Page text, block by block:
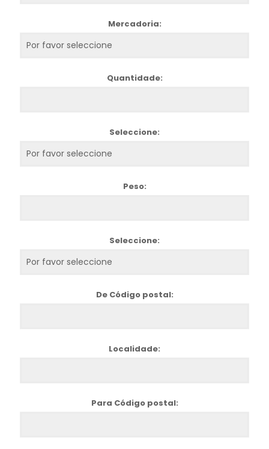
Mercadoria:
Quantidade:
Seleccione:
Peso:
Seleccione:
De Código postal:
Localidade:
Para Código postal: